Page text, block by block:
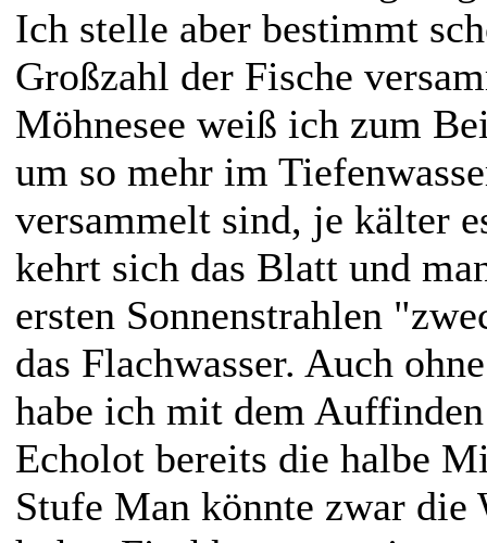
Ich stelle aber bestimmt
Großzahl der Fische
Möhnesee weiß ich zum
um so mehr im
versammelt sind, je kälter
kehrt sich das Blatt und
ersten Sonnenstrahlen
das Flachwasser. Auch
habe ich mit dem
Echolot bereits die halbe
Stufe Man könnte zwar die